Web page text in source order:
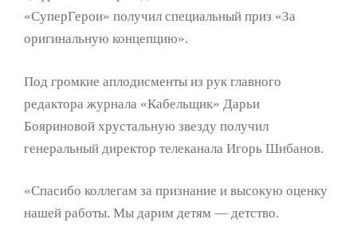
«СуперГерои» получил специальный приз «За
оригинальную концепцию».
Под громкие аплодисменты из рук главного
редактора журнала «Кабельщик» Дарьи
Бояриновой хрустальную звезду получил
генеральный директор телеканала Игорь Шибанов.
«Спасибо коллегам за признание и высокую оценку
нашей работы. Мы дарим детям — детство.